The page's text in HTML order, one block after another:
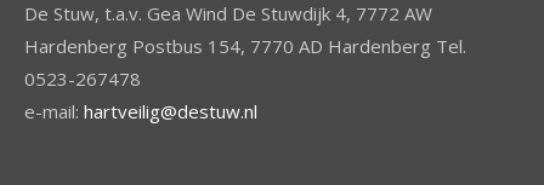
De Stuw, t.a.v. Gea Wind De Stuwdijk 4, 7772 AW
Hardenberg Postbus 154, 7770 AD Hardenberg Tel.
0523-267478
e-mail: hartveilig@destuw.nl